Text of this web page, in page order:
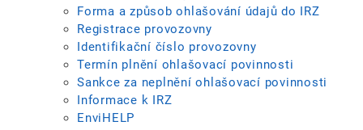
Forma a způsob ohlašování údajů do IRZ
Registrace provozovny
Identifikační číslo provozovny
Termín plnění ohlašovací povinnosti
Sankce za neplnění ohlašovací povinnosti
Informace k IRZ
EnviHELP